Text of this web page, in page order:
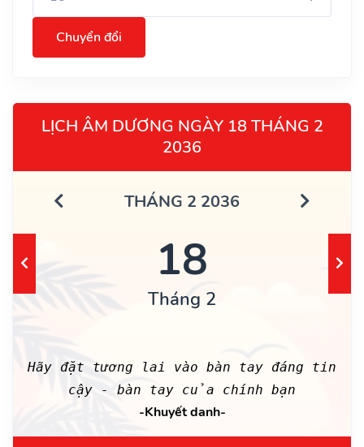
Chuyển đổi
LỊCH ÂM DƯƠNG NGÀY 18 THÁNG 2
2036
THÁNG 2 2036
18
Tháng 2
Hãy đặt tương lai vào bàn tay đáng tin
cậy - bàn tay của chính bạn
-Khuyết danh-